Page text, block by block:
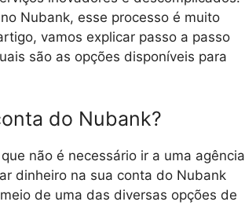
Nubank, esse processo é muito
vamos explicar passo a passo
são as opções disponíveis para
do Nubank?
não é necessário ir a uma agência
dinheiro na sua conta do Nubank
de uma das diversas opções de